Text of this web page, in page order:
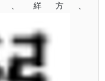
絴方、